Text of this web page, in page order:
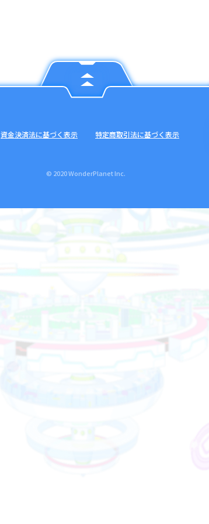
資金決済法に基づく表示 特定商取引法に基づく表示
© 2020 WonderPlanet Inc.